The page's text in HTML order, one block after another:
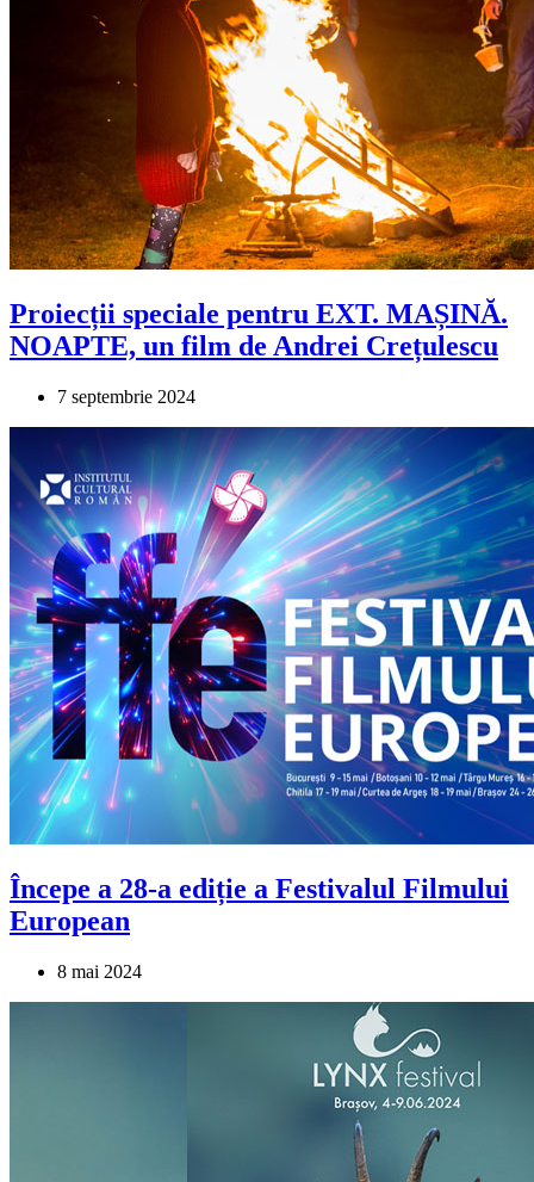
Proiecții speciale pentru EXT. MAȘINĂ.
NOAPTE, un film de Andrei Crețulescu
7 septembrie 2024
Începe a 28-a ediție a Festivalul Filmului
European
8 mai 2024